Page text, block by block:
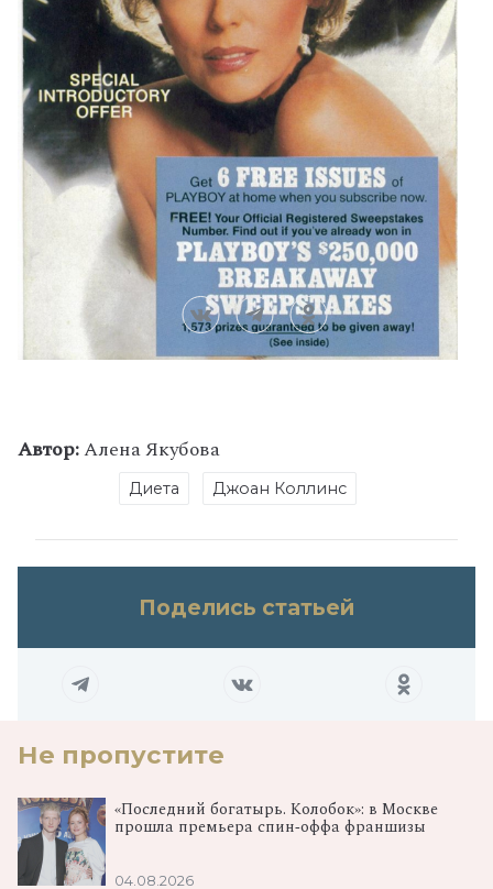
Автор:Алена Якубова
Диета Джоан Коллинс
Поделись статьей
Не пропустите
«Последний богатырь. Колобок»: в Москве
прошла премьера спин‑оффа франшизы
04.08.2026